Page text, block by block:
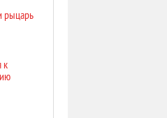
рыцарь
к